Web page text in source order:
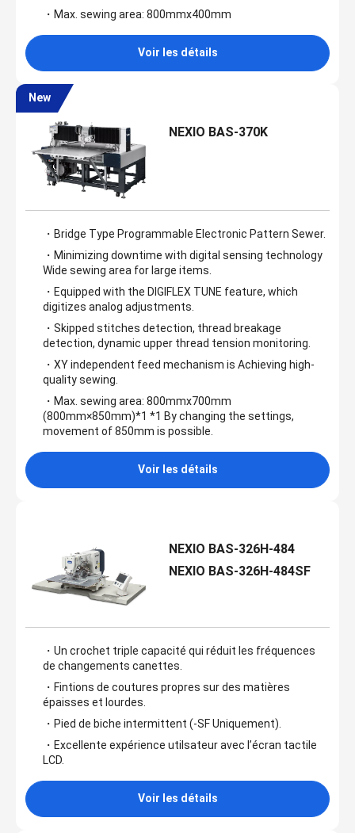
・Max. sewing area: 800mmx400mm
Voir les détails
New
NEXIO BAS-370K
・Bridge Type Programmable Electronic Pattern Sewer.
・Minimizing downtime with digital sensing technology
Wide sewing area for large items.
・Equipped with the DIGIFLEX TUNE feature, which
digitizes analog adjustments.
・Skipped stitches detection, thread breakage
detection, dynamic upper thread tension monitoring.
・XY independent feed mechanism is Achieving high-
quality sewing.
・Max. sewing area: 800mmx700mm
(800mm×850mm)*1 *1 By changing the settings,
movement of 850mm is possible.
Voir les détails
NEXIO BAS-326H-484
NEXIO BAS-326H-484SF
・Un crochet triple capacité qui réduit les fréquences
de changements canettes.
・Fintions de coutures propres sur des matières
épaisses et lourdes.
・Pied de biche intermittent (-SF Uniquement).
・Excellente expérience utilsateur avec l’écran tactile
LCD.
Voir les détails